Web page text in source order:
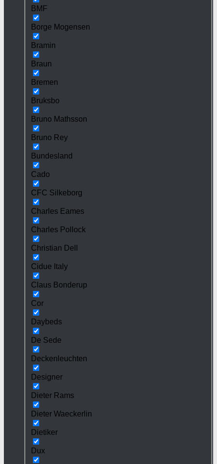
BMF
Borge Mogensen
Bramin
Braun
Bremen
Bruksbo
Bruno Mathsson
Bruno Rey
Bundesland
Cado
CFC Silkeborg
Charles Eames
Charles Pollock
Christian Dell
Cidue Italy
Claus Bonderup
Cor
Daybeds
De Sede
Deckenleuchten
Designer
Dieter Rams
Dieter Waeckerlin
Dietiker
Dux